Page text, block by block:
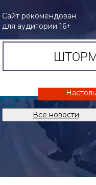
Сайт рекомендован
для аудитории 16+
Все новости